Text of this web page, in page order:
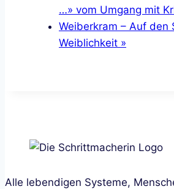
…» vom Umgang mit
Weiberkram – Auf den
Weiblichkeit »
Alle lebendigen Systeme,